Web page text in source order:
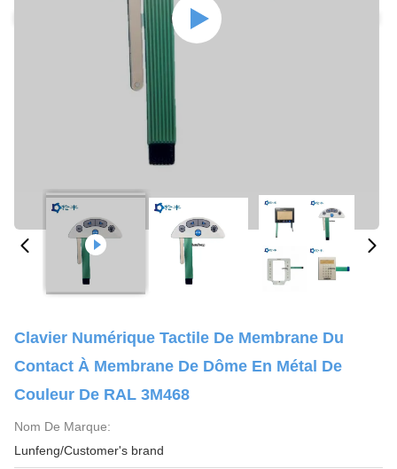
Clavier Numérique Tactile De Membrane Du
Contact À Membrane De Dôme En Métal De
Couleur De RAL 3M468
Nom De Marque:
Lunfeng/Customer's brand